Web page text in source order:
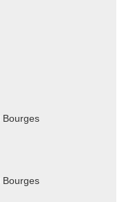
Bourges
Bourges